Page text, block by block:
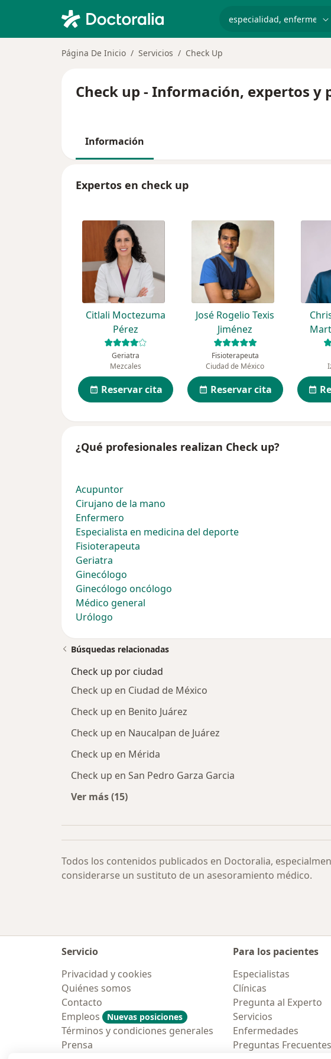
Página De Inicio Servicios Check Up
Check up - Información, expertos y
Información
Expertos en check up
Citlali Moctezuma
Pérez
Geriatra
Mezcales
Reservar cita
José Rogelio Texis
Jiménez
Fisioterapeuta
Ciudad de México
Reservar cita
¿Qué profesionales realizan Check up?
Acupuntor
Cirujano de la mano
Enfermero
Especialista en medicina del deporte
Fisioterapeuta
Geriatra
Ginecólogo
Ginecólogo oncólogo
Médico general
Urólogo
Búsquedas relacionadas
Check up por ciudad
Check up en Ciudad de México
Check up en Benito Juárez
Check up en Naucalpan de Juárez
Check up en Mérida
Check up en San Pedro Garza Garcia
Ver más (15)
Todos los contenidos publicados en Doctoralia,
considerarse un sustituto de un asesoramiento médico.
Servicio
Privacidad y cookies
Quiénes somos
Contacto
Empleos
Nuevas posiciones
Términos y condiciones generales
Prensa
Para los pacientes
Especialistas
Clínicas
Pregunta al Experto
Servicios
Enfermedades
Preguntas Frecuentes